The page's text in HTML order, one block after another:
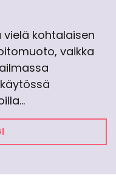
vielä kohtalaisen
vaikka